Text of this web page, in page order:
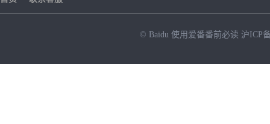
© Baidu 使用爱番番前必读 沪ICP